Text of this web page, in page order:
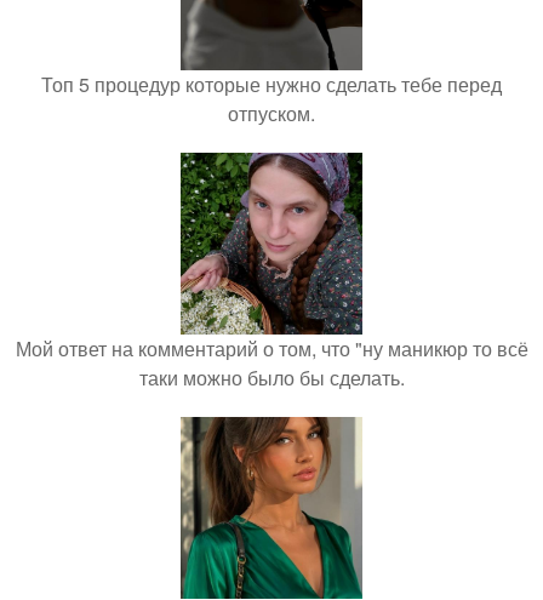
Топ 5 процедур которые нужно сделать тебе перед
отпуском.
Мой ответ на комментарий о том, что "ну маникюр то всё
таки можно было бы сделать.